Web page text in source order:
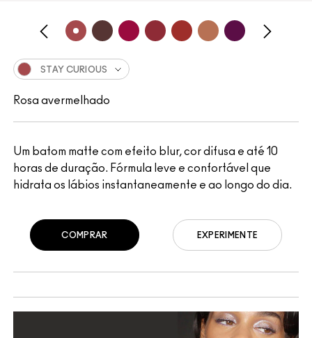
Um batom matte com efeito blur, cor difusa e até 10
horas de duração. Fórmula leve e confortável que
hidrata os lábios instantaneamente e ao longo do dia.
STAY CURIOUS
Rosa avermelhado
EXPERIMENTE
COMPRAR